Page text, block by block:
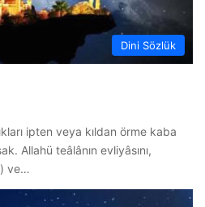
Dini Sözlük
ipten veya kıldan örme kaba
Allahü teâlânın evliyâsını,
ve…